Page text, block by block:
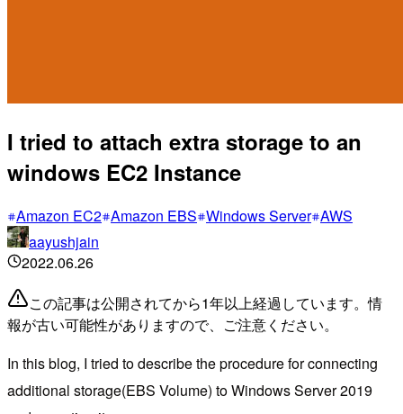
I tried to attach extra storage to an
windows EC2 Instance
Amazon EC2 Amazon EBS Windows Server AWS
aayushjain
2022.06.26
この記事は公開されてから1年以上経過しています。情
報が古い可能性がありますので、ご注意ください。
In this blog, I tried to describe the procedure for connecting
additional storage(EBS Volume) to Windows Server 2019